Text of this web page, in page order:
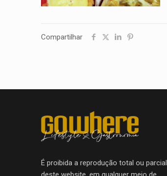
Compartilhar
É proibida a reprodução total ou parcial